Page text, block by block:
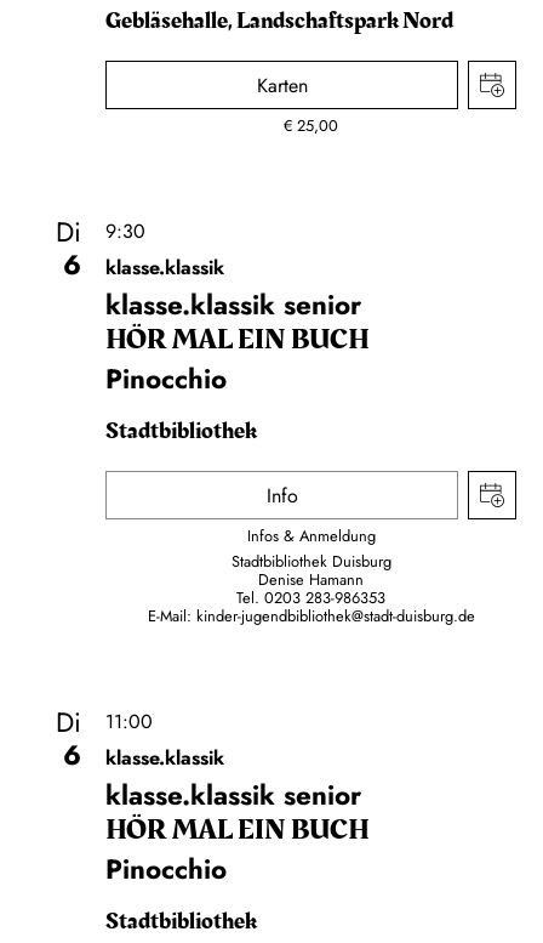
Gebläsehalle, Landschaftspark Nord
Karten
€25,00
Di
6
9:30
klasse.klassik
klasse.klassik senior
HÖR MAL EIN BUCH
Pinocchio
Stadtbibliothek
Info
Infos & Anmeldung
Stadtbibliothek Duisburg
Denise Hamann
Tel. 0203 283-986353
E-Mail: kinder-jugendbibliothek@stadt-duisburg.de
Di
6
11:00
klasse.klassik
klasse.klassik senior
HÖR MAL EIN BUCH
Pinocchio
Stadtbibliothek